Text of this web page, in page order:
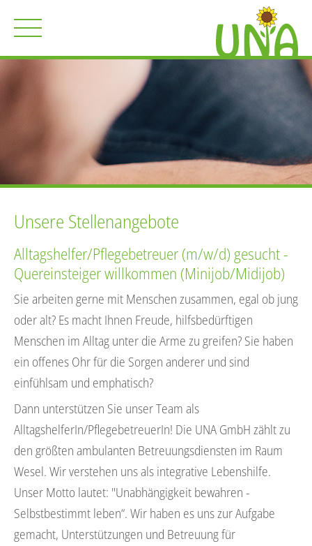
Unsere Stellenangebote
Alltagshelfer/Pflegebetreuer (m/w/d) gesucht -
Quereinsteiger willkommen (Minijob/Midijob)
Sie arbeiten gerne mit Menschen zusammen, egal ob jung
oder alt? Es macht Ihnen Freude, hilfsbedürftigen
Menschen im Alltag unter die Arme zu greifen? Sie haben
ein offenes Ohr für die Sorgen anderer und sind
einfühlsam und emphatisch?
Dann unterstützen Sie unser Team als
AlltagshelferIn/PflegebetreuerIn! Die UNA GmbH zählt zu
den größten ambulanten Betreuungsdiensten im Raum
Wesel. Wir verstehen uns als integrative Lebenshilfe.
Unser Motto lautet: "Unabhängigkeit bewahren -
Selbstbestimmt leben“. Wir haben es uns zur Aufgabe
gemacht, Unterstützungen und Betreuung für